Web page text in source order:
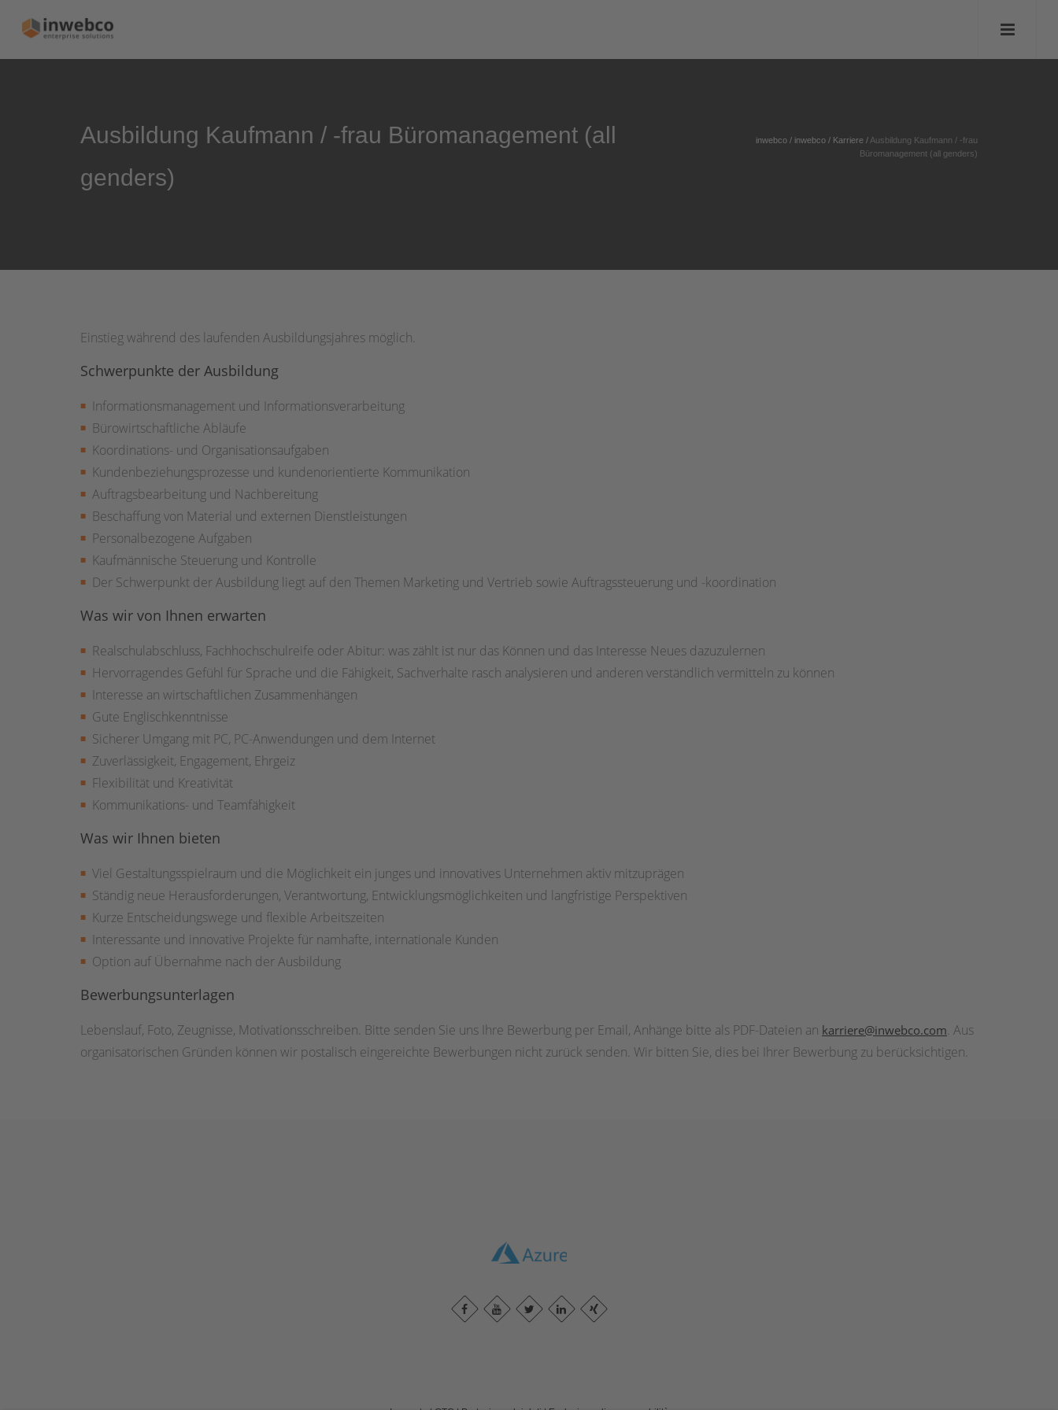
Ausbildung Kaufmann / -frau Büromanagement (all
genders)
inwebco / inwebco / Karriere / Ausbildung Kaufmann / -frau
Büromanagement (all genders)
Einstieg während des laufenden Ausbildungsjahres möglich.
Schwerpunkte der Ausbildung
Informationsmanagement und Informationsverarbeitung
Bürowirtschaftliche Abläufe
Koordinations- und Organisationsaufgaben
Kundenbeziehungsprozesse und kundenorientierte Kommunikation
Auftragsbearbeitung und Nachbereitung
Beschaffung von Material und externen Dienstleistungen
Personalbezogene Aufgaben
Kaufmännische Steuerung und Kontrolle
Der Schwerpunkt der Ausbildung liegt auf den Themen Marketing und Vertrieb sowie Auftragssteuerung und -koordination
Was wir von Ihnen erwarten
Realschulabschluss, Fachhochschulreife oder Abitur: was zählt ist nur das Können und das Interesse Neues dazuzulernen
Hervorragendes Gefühl für Sprache und die Fähigkeit, Sachverhalte rasch analysieren und anderen verständlich vermitteln zu können
Interesse an wirtschaftlichen Zusammenhängen
Gute Englischkenntnisse
Sicherer Umgang mit PC, PC-Anwendungen und dem Internet
Zuverlässigkeit, Engagement, Ehrgeiz
Flexibilität und Kreativität
Kommunikations- und Teamfähigkeit
Was wir Ihnen bieten
Viel Gestaltungsspielraum und die Möglichkeit ein junges und innovatives Unternehmen aktiv mitzuprägen
Ständig neue Herausforderungen, Verantwortung, Entwicklungsmöglichkeiten und langfristige Perspektiven
Kurze Entscheidungswege und flexible Arbeitszeiten
Interessante und innovative Projekte für namhafte, internationale Kunden
Option auf Übernahme nach der Ausbildung
Bewerbungsunterlagen
Lebenslauf, Foto, Zeugnisse, Motivationsschreiben. Bitte senden Sie uns Ihre Bewerbung per Email, Anhänge bitte als PDF-Dateien an karriere@inwebco.com. Aus
organisatorischen Gründen können wir postalisch eingereichte Bewerbungen nicht zurück senden. Wir bitten Sie, dies bei Ihrer Bewerbung zu berücksichtigen.